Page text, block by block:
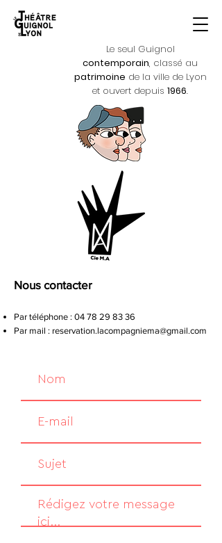
Le seul Guignol
contemporain, classé au
patrimoine de la ville de Lyon
et ouvert depuis 1966.
Nous contacter
Par téléphone : 04 78 29 83 36
Par mail : reservation.lacompagniema@gmail.com